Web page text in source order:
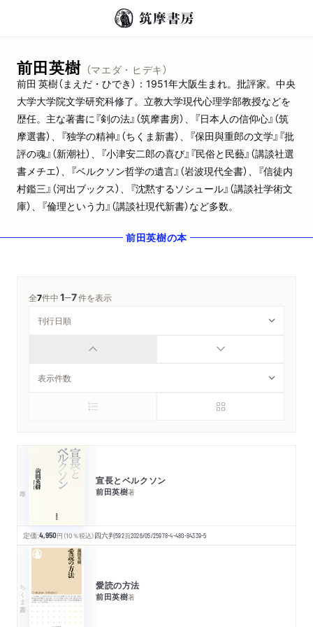
前田英樹 （マエダ・ヒデキ）
前田 英樹（まえだ・ひでき）：1951年大阪生まれ。批評家。中央
大学大学院文学研究科修了。立教大学現代心理学部教授などを
歴任。主な著書に『剣の法』（筑摩書房）、『日本人の信仰心』（筑
摩選書）、『独学の精神』（ちくま新書）、『保田與重郎の文学』『批
評の魂』（新潮社）、『小津安二郎の喜び』『民俗と民藝』（講談社選
書メチエ）、『ベルクソン哲学の遺言』（岩波現代全書）、『信徒内
村鑑三』（河出ブックス）、『沈黙するソシュール』（講談社学術文
庫）、『倫理という力』（講談社現代新書）など多数。
前田英樹の本
全7件中1─7件を表示
宣長とベルクソン
前田英樹著
定価:4,950円 （10％税込）四六判592頁2026/05/25978-4-480-84339-5
ちくま新書 愛読の方法
前田英樹著